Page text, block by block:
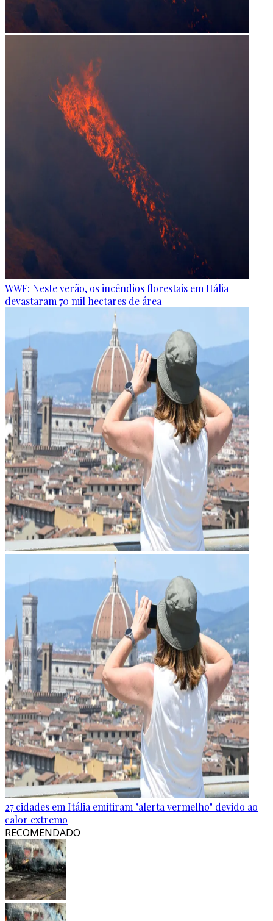
WWF: Neste verão, os incêndios florestais em Itália
devastaram 70 mil hectares de área
27 cidades em Itália emitiram "alerta vermelho" devido ao
calor extremo
RECOMENDADO